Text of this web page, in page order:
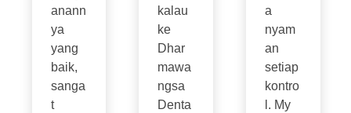
anann
ya
yang
baik,
sanga
t
kalau
ke
Dhar
mawa
ngsa
Denta
a
nyam
an
setiap
kontro
l. My